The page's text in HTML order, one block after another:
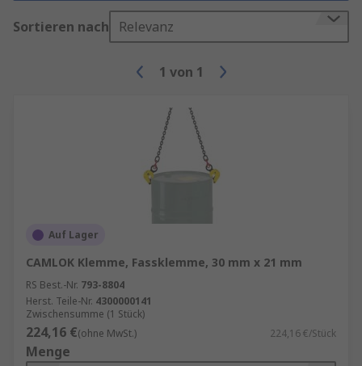
Sortieren nach Relevanz
1 von 1
Auf Lager
CAMLOK Klemme, Fassklemme, 30 mm x 21 mm
RS Best.-Nr. 793-8804
Herst. Teile-Nr. 4300000141
Zwischensumme (1 Stück)
224,16 €(ohne MwSt.) 224,16 €/Stück
Menge